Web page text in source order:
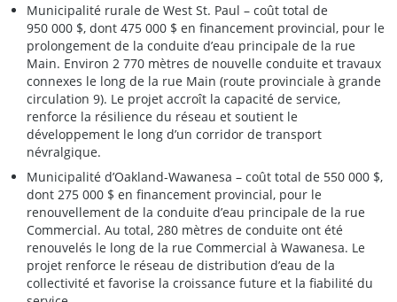
Municipalité rurale de West St. Paul – coût total de
950 000 $, dont 475 000 $ en financement provincial, pour le
prolongement de la conduite d’eau principale de la rue
Main. Environ 2 770 mètres de nouvelle conduite et travaux
connexes le long de la rue Main (route provinciale à grande
circulation 9). Le projet accroît la capacité de service,
renforce la résilience du réseau et soutient le
développement le long d’un corridor de transport
névralgique.
Municipalité d’Oakland-Wawanesa – coût total de 550 000 $,
dont 275 000 $ en financement provincial, pour le
renouvellement de la conduite d’eau principale de la rue
Commercial. Au total, 280 mètres de conduite ont été
renouvelés le long de la rue Commercial à Wawanesa. Le
projet renforce le réseau de distribution d’eau de la
collectivité et favorise la croissance future et la fiabilité du